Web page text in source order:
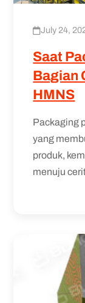
July 24,
Saat
Bagian
HMNS
Packaging
yang
produk,
menuju